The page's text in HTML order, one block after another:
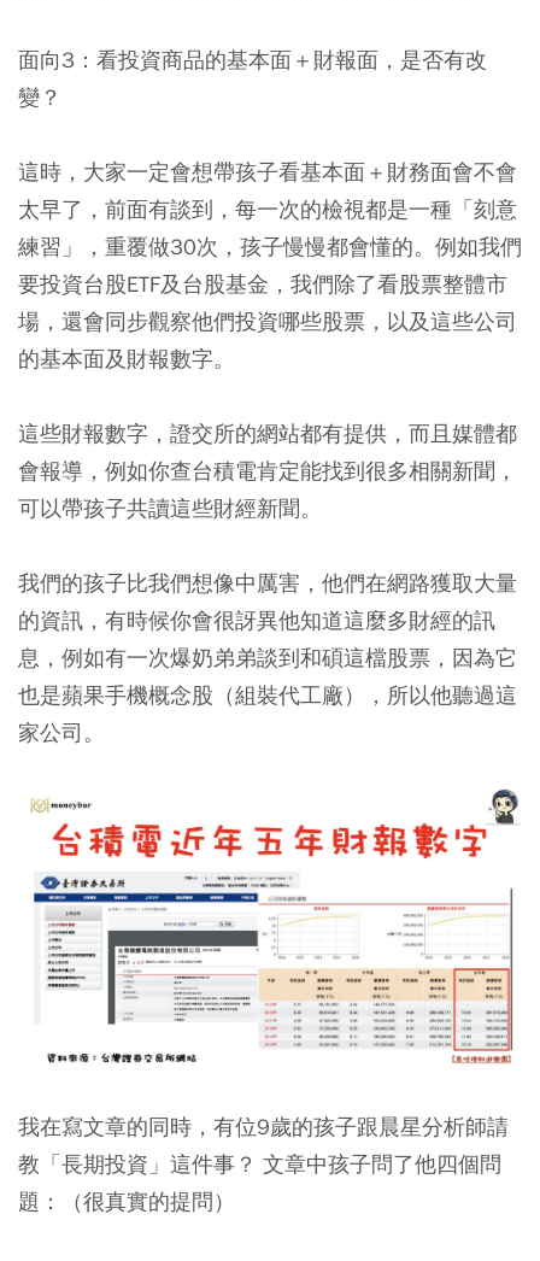
面向3：看投資商品的基本面＋財報面，是否有改
變？
這時，大家一定會想帶孩子看基本面＋財務面會不會
太早了，前面有談到，每一次的檢視都是一種「刻意
練習」，重覆做30次，孩子慢慢都會懂的。例如我們
要投資台股ETF及台股基金，我們除了看股票整體市
場，還會同步觀察他們投資哪些股票，以及這些公司
的基本面及財報數字。
這些財報數字，證交所的網站都有提供，而且媒體都
會報導，例如你查台積電肯定能找到很多相關新聞，
可以帶孩子共讀這些財經新聞。
我們的孩子比我們想像中厲害，他們在網路獲取大量
的資訊，有時候你會很訝異他知道這麼多財經的訊
息，例如有一次爆奶弟弟談到和碩這檔股票，因為它
也是蘋果手機概念股（組裝代工廠），所以他聽過這
家公司。
我在寫文章的同時，有位9歲的孩子跟晨星分析師請
教「長期投資」這件事？ 文章中孩子問了他四個問
題：（很真實的提問）